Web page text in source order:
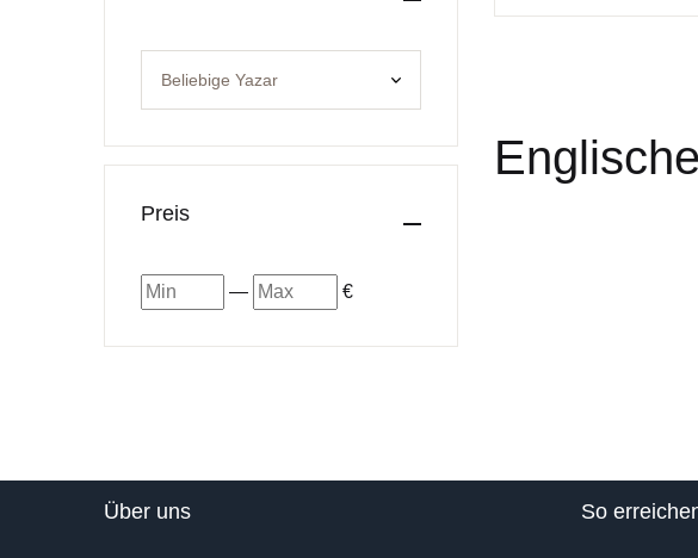
Preis
— €
Über uns So